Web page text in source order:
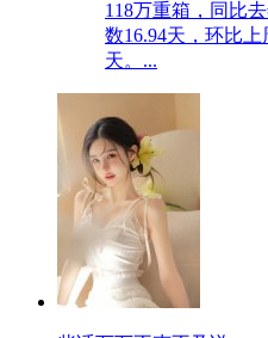
118万重箱，同比
数16.94天，环比
天。...